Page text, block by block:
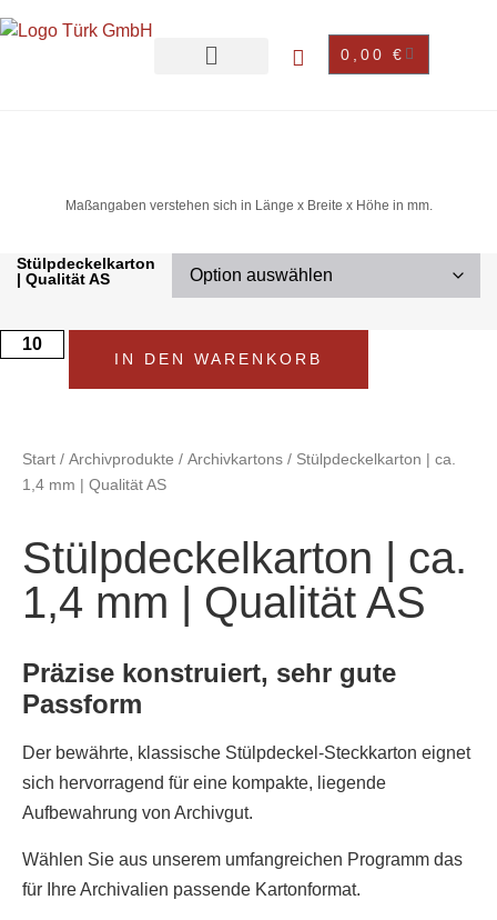
0,00 €
Maßangaben verstehen sich in Länge x Breite x Höhe in mm.
Stülpdeckelkarton
| Qualität AS
IN DEN WARENKORB
Start / Archivprodukte / Archivkartons / Stülpdeckelkarton | ca.
1,4 mm | Qualität AS
Stülpdeckelkarton | ca.
1,4 mm | Qualität AS
Präzise konstruiert, sehr gute
Passform
Der bewährte, klassische Stülpdeckel-Steckkarton eignet
sich hervorragend für eine kompakte, liegende
Aufbewahrung von Archivgut.
Wählen Sie aus unserem umfangreichen Programm das
für Ihre Archivalien passende Kartonformat.